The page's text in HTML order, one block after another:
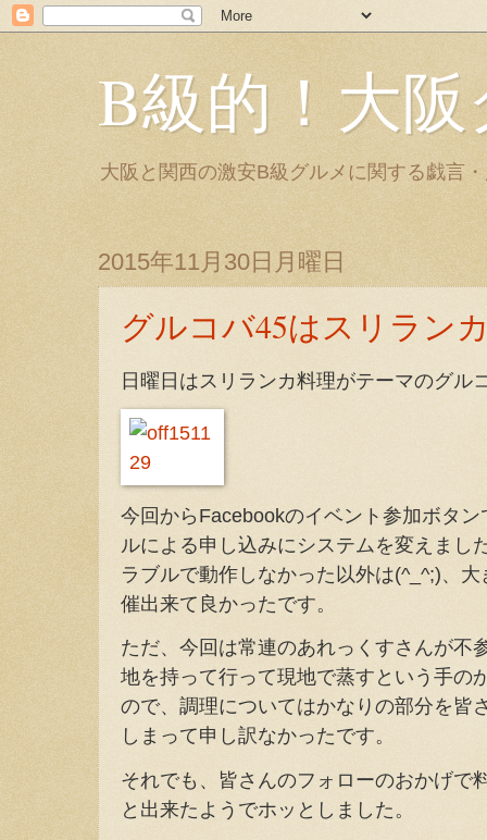
B級的！大
大阪と関西の激安B級グルメに関する戯言
2015年11月30日月曜日
グルコバ45はスリラン
日曜日はスリランカ料理がテーマのグル
今回からFacebookのイベント参加ボタ
ルによる申し込みにシステムを変えまし
ラブルで動作しなかった以外は(^_^;)、
催出来て良かったです。
ただ、今回は常連のあれっくすさんが不
地を持って行って現地で蒸すという手の
ので、調理についてはかなりの部分を皆
しまって申し訳なかったです。
それでも、皆さんのフォローのおかげで
と出来たようでホッとしました。